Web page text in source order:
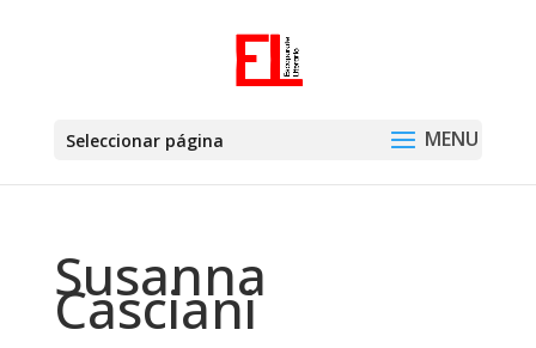
Seleccionar página
Susanna
Casciani